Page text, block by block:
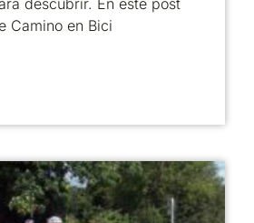
descubrir. En este post
Camino en Bici